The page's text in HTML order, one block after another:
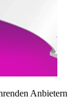
Anbietern